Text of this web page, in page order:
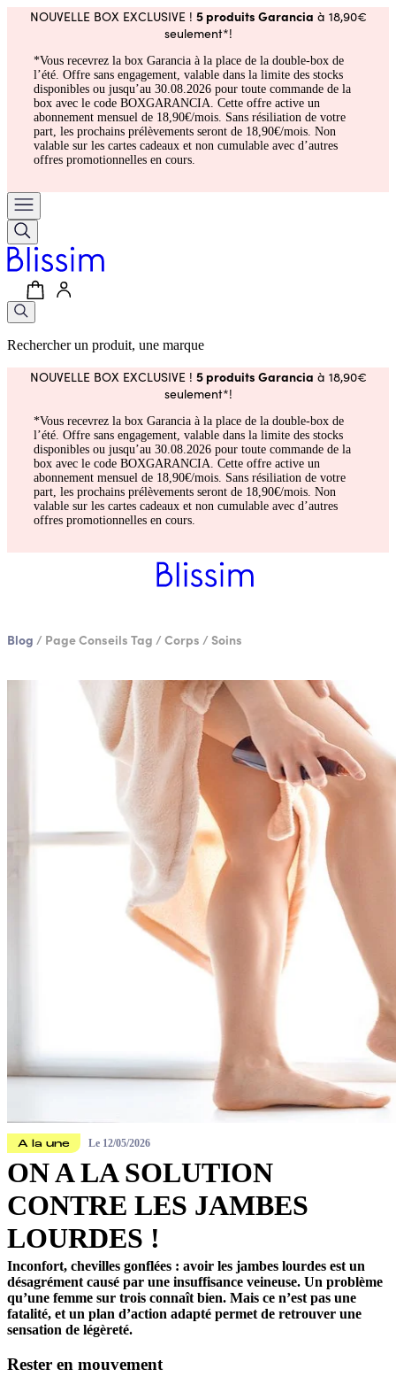
NOUVELLE BOX EXCLUSIVE ! 5 produits Garancia à 18,90€
seulement*!
*Vous recevrez la box Garancia à la place de la double-box de
l’été. Offre sans engagement, valable dans la limite des stocks
disponibles ou jusqu’au 30.08.2026 pour toute commande de la
box avec le code BOXGARANCIA. Cette offre active un
abonnement mensuel de 18,90€/mois. Sans résiliation de votre
part, les prochains prélèvements seront de 18,90€/mois. Non
valable sur les cartes cadeaux et non cumulable avec d’autres
offres promotionnelles en cours.
Rechercher un produit, une marque
NOUVELLE BOX EXCLUSIVE ! 5 produits Garancia à 18,90€
seulement*!
*Vous recevrez la box Garancia à la place de la double-box de
l’été. Offre sans engagement, valable dans la limite des stocks
disponibles ou jusqu’au 30.08.2026 pour toute commande de la
box avec le code BOXGARANCIA. Cette offre active un
abonnement mensuel de 18,90€/mois. Sans résiliation de votre
part, les prochains prélèvements seront de 18,90€/mois. Non
valable sur les cartes cadeaux et non cumulable avec d’autres
offres promotionnelles en cours.
Blog / Page Conseils Tag / Corps / Soins
A la une Le 12/05/2026
ON A LA SOLUTION
CONTRE LES JAMBES
LOURDES !
Inconfort, chevilles gonflées : avoir les jambes lourdes est un
désagrément causé par une insuffisance veineuse. Un problème
qu’une femme sur trois connaît bien. Mais ce n’est pas une
fatalité, et un plan d’action adapté permet de retrouver une
sensation de légèreté.
Rester en mouvement